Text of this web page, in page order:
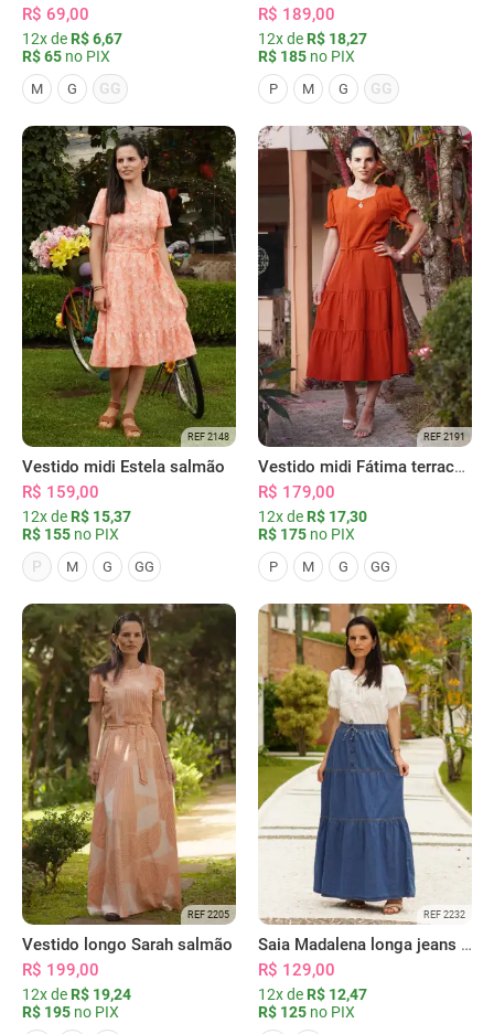
R$ 69,00
12x de R$ 6,67
R$ 65 no PIX
M G GG
R$ 189,00
12x de R$ 18,27
R$ 185 no PIX
P M G GG
REF 2148
Vestido midi Estela salmão
R$ 159,00
12x de R$ 15,37
R$ 155 no PIX
P
M G GG
REF 2191
Vestido midi Fátima terracota
R$ 179,00
12x de R$ 17,30
R$ 175 no PIX
P M G GG
REF 2205
Vestido longo Sarah salmão
R$ 199,00
12x de R$ 19,24
R$ 195 no PIX
REF 2232
Saia Madalena longa jeans azul
R$ 129,00
12x de R$ 12,47
R$ 125 no PIX